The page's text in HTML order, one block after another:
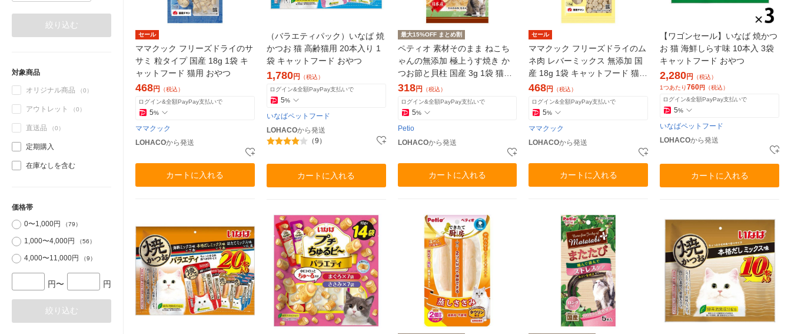
絞り込む
対象商品
オリジナル商品 （0）
アウトレット （0）
直送品 （0）
定期購入
在庫なしを含む
価格帯
0〜1,000円
（79）
1,000〜4,000円 （56）
4,000〜11,000円 （9）
円〜 円
絞り込む
セール
ママクック フリーズドライのサ
サミ 粒タイプ 国産 18g 1袋 キ
ャットフード 猫用 おやつ
468円
（税込）
ログイン&全額PayPay支払いで
5%
ママクック
LOHACOから発送
カートに入れる
（バラエティパック）いなば 焼
かつお 猫 高齢猫用 20本入り 1
袋 キャットフード おやつ
1,780円
（税込）
ログイン&全額PayPay支払いで
5%
いなばペットフード
LOHACOから発送
（9）
カートに入れる
最大15%OFF まとめ割
ペティオ 素材そのまま ねこち
ゃんの無添加 極上うす焼き か
つお節と貝柱 国産 3g 1袋 猫用
おやつ
318円
（税込）
ログイン&全額PayPay支払いで
5%
Petio
LOHACOから発送
カートに入れる
セール
ママクック フリーズドライのム
ネ肉 レバーミックス 無添加 国
産 18g 1袋 キャットフード 猫用
おやつ
468円
（税込）
ログイン&全額PayPay支払いで
5%
ママクック
LOHACOから発送
カートに入れる
【ワゴンセール】いなば 焼かつ
お 猫 海鮮しらす味 10本入 3袋
キャットフード おやつ
2,280円
（税込）
1つあたり760円
（税込）
ログイン&全額PayPay支払いで
5%
いなばペットフード
LOHACOから発送
カートに入れる